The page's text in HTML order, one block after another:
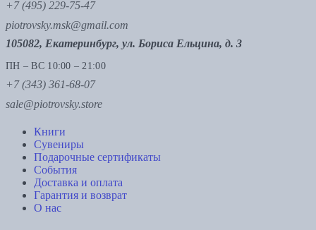
+7 (495) 229-75-47
piotrovsky.msk@gmail.com
105082, Екатеринбург, ул. Бориса Ельцина, д. 3
ПН – ВС 10:00 – 21:00
+7 (343) 361-68-07
sale@piotrovsky.store
Книги
Сувениры
Подарочные сертификаты
События
Доставка и оплата
Гарантия и возврат
О нас